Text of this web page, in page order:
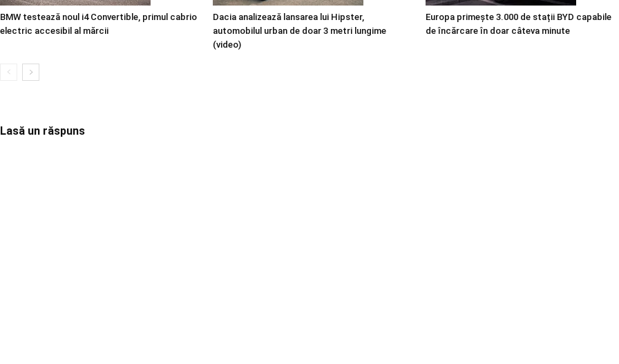
BMW testează noul i4 Convertible, primul cabrio
electric accesibil al mărcii
Dacia analizează lansarea lui Hipster,
automobilul urban de doar 3 metri lungime
(video)
Europa primește 3.000 de stații BYD capabile
de încărcare în doar câteva minute
Lasă un răspuns